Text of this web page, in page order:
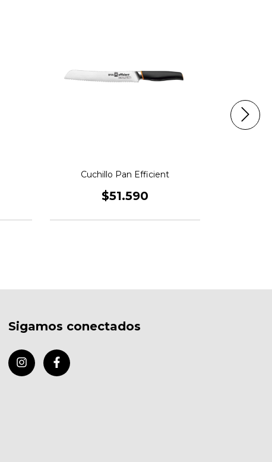
Cuchillo Pan Efficient
$51.590
Sigamos conectados